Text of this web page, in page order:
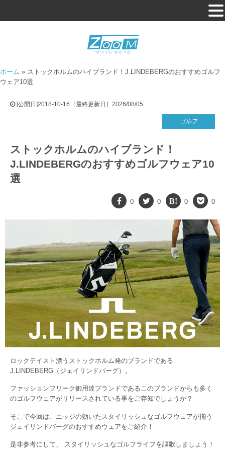
ホーム » ストックホルムのハイブランド！J.LINDEBERGのおすすめゴルフ
ウェア10選
[公開日]2018-10-16［最終更新日］2026/08/05
ゴルフ
ストックホルムのハイブランド！
J.LINDEBERGのおすすめゴルフウェア10
選
0 0 0 0
ロックテイスト漂うストックホルム発のブランドである
J.LINDEBERG（ジェイリンドバーグ）。
ファッションフリーク御用達ブランドであるこのブランドからも多く
のゴルフウェアがリリースされている事をご存知でしょうか？
そこで今回は、エッジの効いたスタイリッシュなゴルフウェアが揃う
ジェイリンドバーグのおすすめウェアをご紹介！
是非参考にして、 スタイリッシュなゴルフライフを謳歌しましょう！